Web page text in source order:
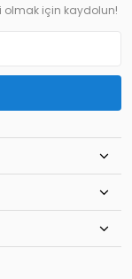
olmak için kaydolun!